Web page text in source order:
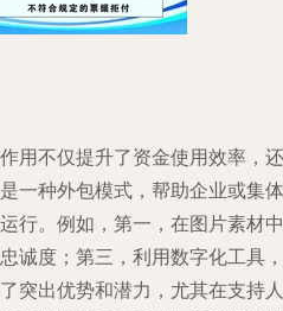
不仅提升了资金使用效率，
种外包模式，帮助企业或集
。例如，第一，在图片素材
度；第三，利用数字化工具
出优势和潜力，尤其在支持